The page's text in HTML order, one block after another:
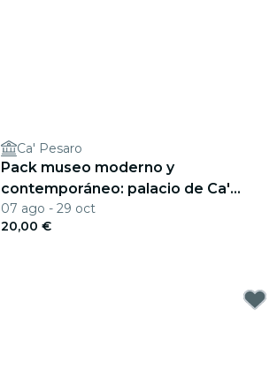
Ca' Pesaro
Pack museo moderno y
contemporáneo: palacio de Ca'
Pesaro y Museo Fortuny
07 ago - 29 oct
20,00 €